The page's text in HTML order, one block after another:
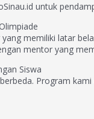
untuk
memiliki latar
mentor yang
Siswa
Program kami